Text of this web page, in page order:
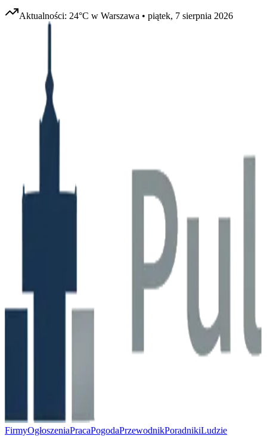
Aktualności: 24°C w Warszawa • piątek, 7 sierpnia 2026
FirmyOgłoszeniaPracaPogodaPrzewodnikPoradnikiLudzie